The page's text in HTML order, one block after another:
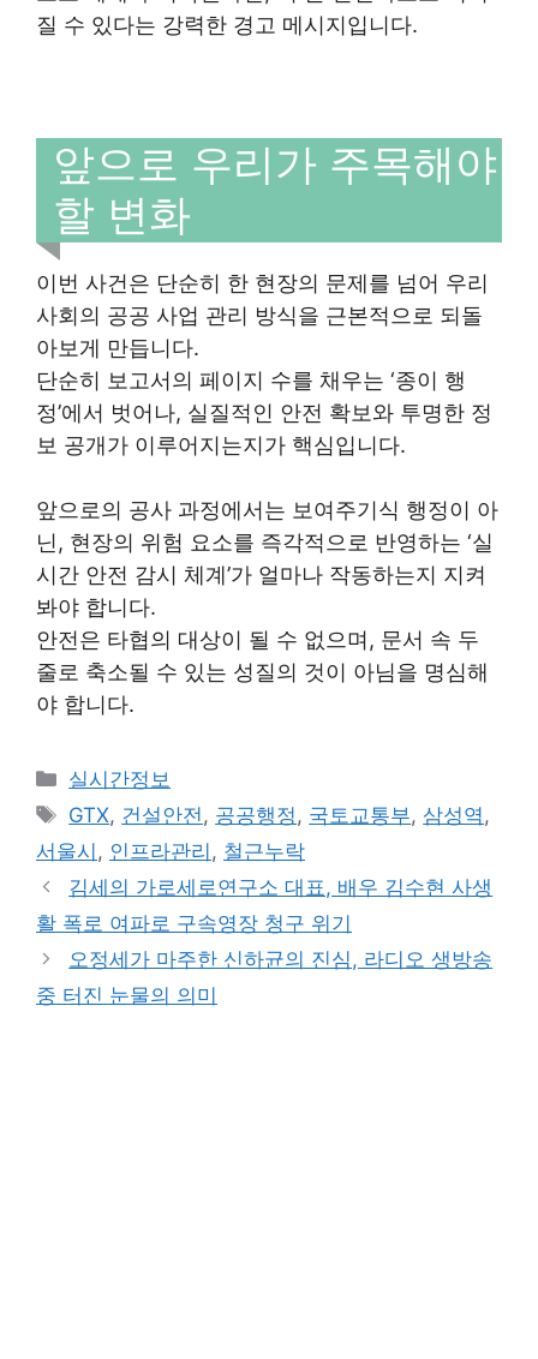
질 수 있다는 강력한 경고 메시지입니다.
앞으로 우리가 주목해야
할 변화
이번 사건은 단순히 한 현장의 문제를 넘어 우리
사회의 공공 사업 관리 방식을 근본적으로 되돌
아보게 만듭니다.
단순히 보고서의 페이지 수를 채우는 ‘종이 행
정’에서 벗어나, 실질적인 안전 확보와 투명한 정
보 공개가 이루어지는지가 핵심입니다.
앞으로의 공사 과정에서는 보여주기식 행정이 아
닌, 현장의 위험 요소를 즉각적으로 반영하는 ‘실
시간 안전 감시 체계’가 얼마나 작동하는지 지켜
봐야 합니다.
안전은 타협의 대상이 될 수 없으며, 문서 속 두
줄로 축소될 수 있는 성질의 것이 아님을 명심해
야 합니다.
Categories
실시간정보
Tags
GTX, 건설안전, 공공행정, 국토교통부, 삼성역,
서울시 , 인프라관리 , 철근누락
김세의 가로세로연구소 대표, 배우 김수현 사생
활 폭로 여파로 구속영장 청구 위기
오정세가 마주한 신하균의 진심, 라디오 생방송
중 터진 눈물의 의미